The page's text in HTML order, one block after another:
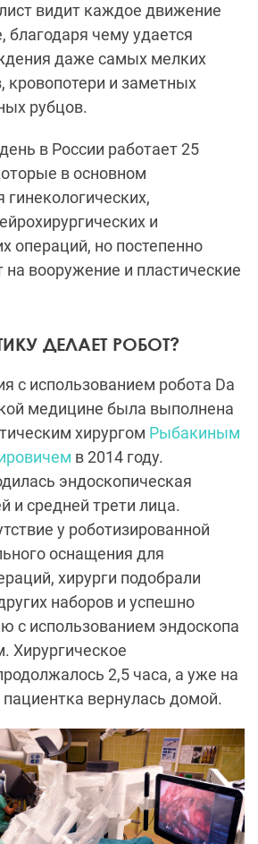
видит каждое движение
благодаря чему удается
даже самых мелких
кровопотери и заметных
рубцов.
в России работает 25
в основном
и
операций, но постепенно
вооружение и пластические
ДЕЛАЕТ РОБОТ?
с использованием робота Da
медицине была выполнена
хирургом Рыбакиным
в 2014 году.
эндоскопическая
и средней трети лица.
у роботизированной
оснащения для
хирурги подобрали
наборов и успешно
с использованием эндоскопа
Хирургическое
2,5 часа, а уже на
вернулась домой.